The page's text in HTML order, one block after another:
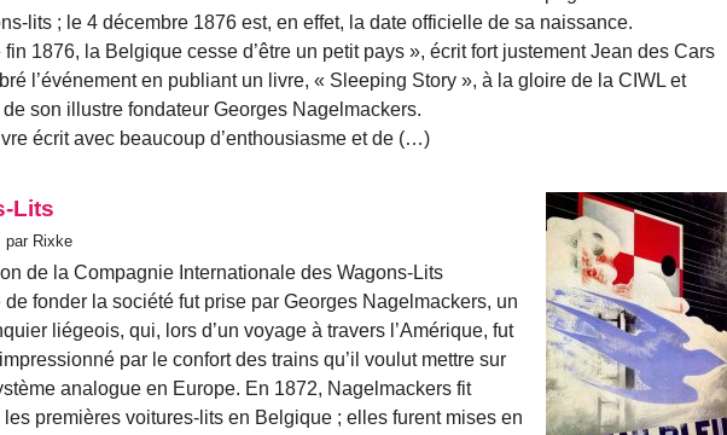
lits ; le 4 décembre 1876 est, en effet, la date officielle de sa naissance.
fin 1876, la Belgique cesse d’être un petit pays », écrit fort justement Jean des Cars
l’événement en publiant un livre, « Sleeping Story », à la gloire de la CIWL et
son illustre fondateur Georges Nagelmackers.
écrit avec beaucoup d’enthousiasme et de (…)
Lits
par Rixke
de la Compagnie Internationale des Wagons-Lits
de fonder la société fut prise par Georges Nagelmackers, un
liégeois, qui, lors d’un voyage à travers l’Amérique, fut
par le confort des trains qu’il voulut mettre sur
analogue en Europe. En 1872, Nagelmackers fit
premières voitures-lits en Belgique ; elles furent mises en